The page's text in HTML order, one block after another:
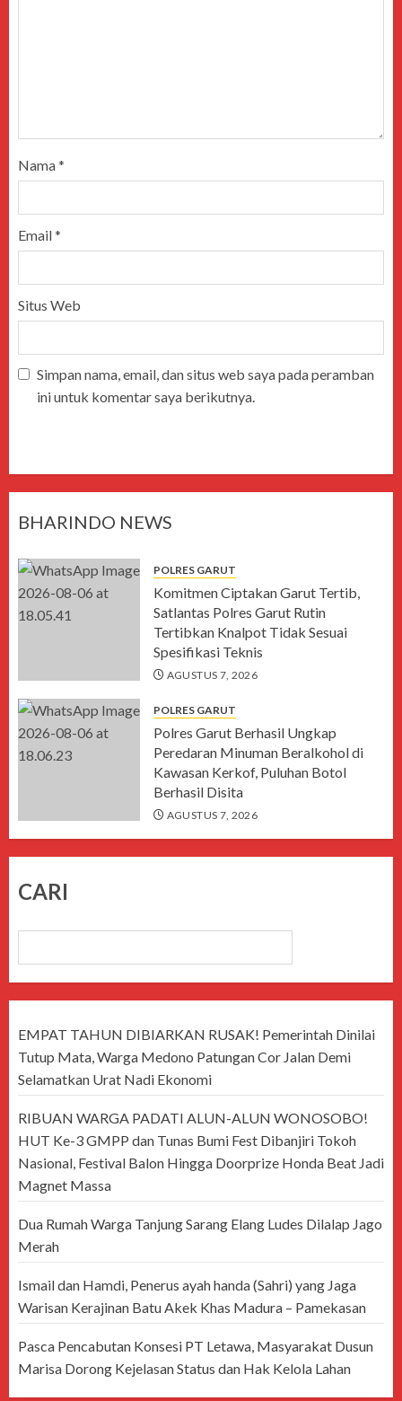
Nama*
Email*
Situs Web
Simpan nama, email, dan situs web saya pada peramban
ini untuk komentar saya berikutnya.
BHARINDO NEWS
POLRES GARUT
Komitmen Ciptakan Garut Tertib,
Satlantas Polres Garut Rutin
Tertibkan Knalpot Tidak Sesuai
Spesifikasi Teknis
AGUSTUS 7, 2026
POLRES GARUT
Polres Garut Berhasil Ungkap
Peredaran Minuman Beralkohol di
Kawasan Kerkof, Puluhan Botol
Berhasil Disita
AGUSTUS 7, 2026
CARI
EMPAT TAHUN DIBIARKAN RUSAK! Pemerintah Dinilai
Tutup Mata, Warga Medono Patungan Cor Jalan Demi
Selamatkan Urat Nadi Ekonomi
RIBUAN WARGA PADATI ALUN-ALUN WONOSOBO!
HUT Ke-3 GMPP dan Tunas Bumi Fest Dibanjiri Tokoh
Nasional, Festival Balon Hingga Doorprize Honda Beat Jadi
Magnet Massa
Dua Rumah Warga Tanjung Sarang Elang Ludes Dilalap Jago
Merah
Ismail dan Hamdi, Penerus ayah handa (Sahri) yang Jaga
Warisan Kerajinan Batu Akek Khas Madura – Pamekasan
Pasca Pencabutan Konsesi PT Letawa, Masyarakat Dusun
Marisa Dorong Kejelasan Status dan Hak Kelola Lahan